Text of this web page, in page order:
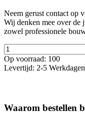
Neem gerust contact op
Wij denken mee over de
zowel professionele
Op voorraad: 100
Levertijd: 2-5 Werkdagen
Waarom bestellen